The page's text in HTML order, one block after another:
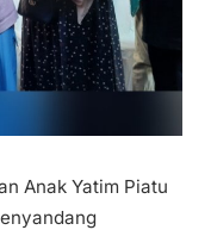
Anak Yatim Piatu